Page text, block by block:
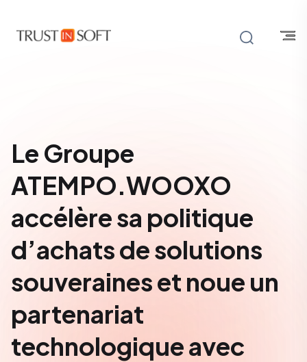
Le Groupe
ATEMPO.WOOXO
accélère sa politique
d’achats de solutions
souveraines et noue un
partenariat
technologique avec